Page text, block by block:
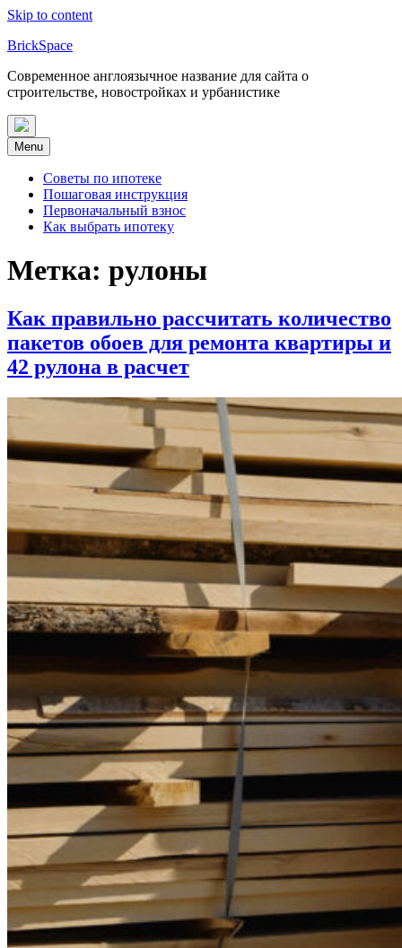
Skip to content
BrickSpace
Современное англоязычное название для сайта о
строительстве, новостройках и урбанистике
Menu
Советы по ипотеке
Пошаговая инструкция
Первоначальный взнос
Как выбрать ипотеку
Метка: рулоны
Как правильно рассчитать количество
пакетов обоев для ремонта квартиры и
42 рулона в расчет